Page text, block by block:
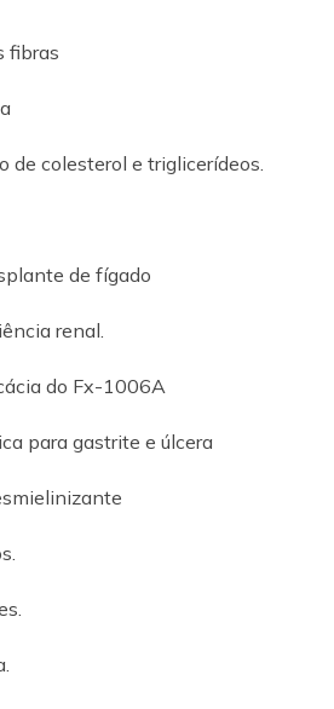
fibras
de colesterol e triglicerídeos.
de fígado
renal.
do Fx-1006A
para gastrite e úlcera